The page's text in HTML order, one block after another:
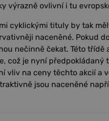
výrazně ovlivní i tu
cyklickými tituly by tak
naceněné. Pokud
nečinně čekat. Této třídě
což je nyní předpokládaný
vliv na ceny těchto akcií a
jsou naceněné